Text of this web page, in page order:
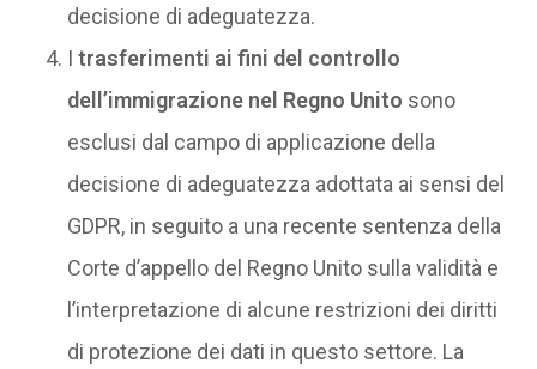
decisione di adeguatezza.
I trasferimenti ai fini del controllo
dell’immigrazione nel Regno Unito sono
esclusi dal campo di applicazione della
decisione di adeguatezza adottata ai sensi del
GDPR, in seguito a una recente sentenza della
Corte d’appello del Regno Unito sulla validità e
l’interpretazione di alcune restrizioni dei diritti
di protezione dei dati in questo settore. La